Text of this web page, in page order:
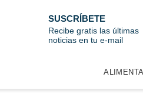
SUSCRÍBETE
Recibe gratis las últimas
noticias en tu e-mail